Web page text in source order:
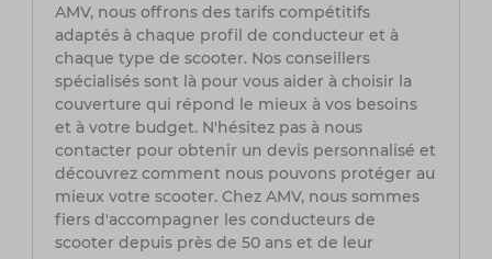
AMV, nous offrons des tarifs compétitifs
adaptés à chaque profil de conducteur et à
chaque type de scooter. Nos conseillers
spécialisés sont là pour vous aider à choisir la
couverture qui répond le mieux à vos besoins
et à votre budget. N'hésitez pas à nous
contacter pour obtenir un devis personnalisé et
découvrez comment nous pouvons protéger au
mieux votre scooter. Chez AMV, nous sommes
fiers d'accompagner les conducteurs de
scooter depuis près de 50 ans et de leur